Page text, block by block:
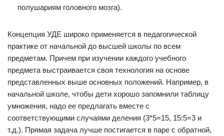
полушариям головного мозга).
Концепция УДЕ широко применяется в педагогической
практике от начальной до высшей школы по всем
предметам. Причем при изучении каждого учебного
предмета выстраивается своя технология на основе
представленных выше основных положений. Например, в
начальной школе, чтобы дети хорошо запомнили таблицу
умножения, надо ее предлагать вместе с
соответствующими случаями деления (3*5=15, 15:5=3 и
т.д.). Прямая задача лучше постигается в паре с обратной,